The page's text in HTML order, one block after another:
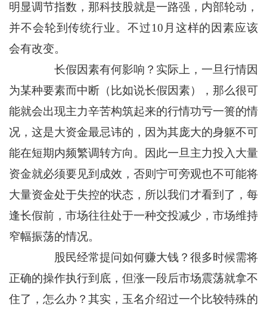
明显调节指数，那科技股就是一路强，内部轮动，
并不会轮到传统行业。不过10月这样的因素应该
会有改变。
长假因素有何影响？实际上，一旦行情因
为某种要素而中断（比如说长假因素），那么很可
能就会出现主力辛苦构筑起来的行情功亏一篑的情
况，这是大资金最忌讳的，因为其庞大的身躯不可
能在短期内频繁调转方向。因此一旦主力投入大量
资金就必须要见到成效，否则宁可旁观也不可能将
大量资金处于失控的状态，所以我们才看到了，每
逢长假前，市场往往处于一种交投减少，市场维持
窄幅振荡的情况。
股民经常提问如何赚大钱？很多时候需将
正确的操作执行到底，但涨一段后市场震荡就拿不
住了，怎么办？其实，玉名介绍过一个比较特殊的